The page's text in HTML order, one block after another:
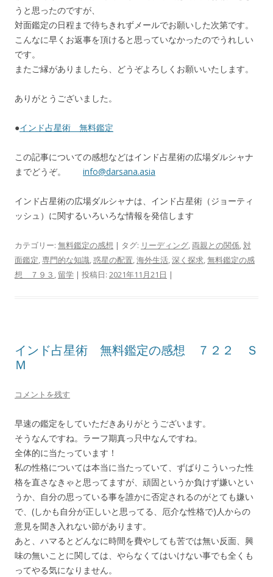
うと思ったのですが、
対面鑑定の日程まで待ちきれずメールでお願いした次第です。
こんなに早くお返事を頂けると思っていなかったのでうれしい
です。
またご縁がありましたら、どうぞよろしくお願いいたします。
ありがとうございました。
●インド占星術 無料鑑定
この記事についての感想などはインド占星術の広場ダルシャナ
までどうぞ。 info@darsana.asia
インド占星術の広場ダルシャナは、インド占星術（ジョーティ
ッシュ）に関するいろいろな情報を発信します
カテゴリー: 無料鑑定の感想 | タグ: リーディング, 両親との関係,対
面鑑定,専門的な知識,惑星の配置,海外生活,深く探求,無料鑑定の感
想 ７９３ , 留学 | 投稿日: 2021年11月21日 |
インド占星術 無料鑑定の感想 ７２２ Ｓ
Ｍ
コメントを残す
早速の鑑定をしていただきありがとうございます。
そうなんですね。ラーフ期真っ只中なんですね。
全体的に当たっています！
私の性格については本当に当たっていて、ずばりこういった性
格を直さなきゃと思ってますが、頑固というか負けず嫌いとい
うか、自分の思っている事を誰かに否定されるのがとても嫌い
で、(しかも自分が正しいと思ってる、厄介な性格で)人からの
意見を聞き入れない節があります。
あと、ハマるとどんなに時間を費やしても苦では無い反面、興
味の無いことに関しては、やらなくてはいけない事でも全くも
ってやる気になりません。